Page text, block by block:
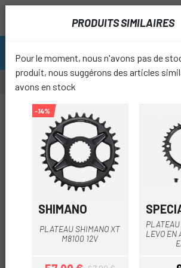
PRODUITS SIMILAIRES
Pour le moment, nous n'avons pas de
produit, nous suggérons des articles
avons en stock
-14%
SHIMANO
PLATEAU SHIMANO XT
M8100 12V
LEVO EN